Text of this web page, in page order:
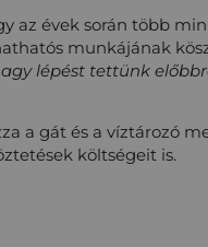
az évek során több
munkájának
lépést tettünk
a gát és a víztározó
költségeit is.